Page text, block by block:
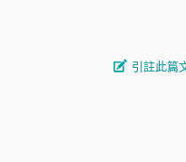
引註此篇